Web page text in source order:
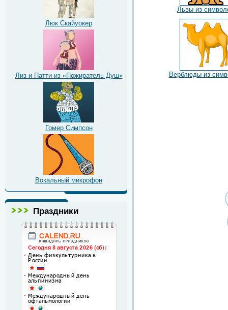
Люк Скайуокер
Лиз и Патти из «Пожиратель Душ»
Гомер Симпсон
Вокальный микрофон
Праздники
Львы из
Верблюды из